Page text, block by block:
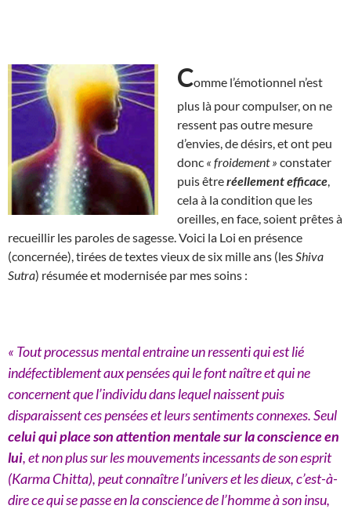
Comme l’émotionnel n’est
plus là pour compulser, on ne
ressent pas outre mesure
d’envies, de désirs, et ont peu
donc « froidement » constater
puis êtreréellement efficace
cela à la condition que les
oreilles, en face, soient prêtes à
recueillir les paroles de sagesse. Voici la Loi en présence
(concernée), tirées de textes vieux de six mille ans (les Shiva
Sutra) résumée et modernisée par mes soins :
« Tout processus mental entraine un ressenti qui est lié
indéfectiblement aux pensées qui le font naître et qui ne
concernent que l’individu dans lequel naissent puis
disparaissent ces pensées et leurs sentiments connexes. Seul
celui qui place son attention mentale sur la conscience en
lui, et non plus sur les mouvements incessants de son esprit
(Karma Chitta), peut connaître l’univers et les dieux, c’est-à-
dire ce qui se passe en la conscience de l’homme à son insu,